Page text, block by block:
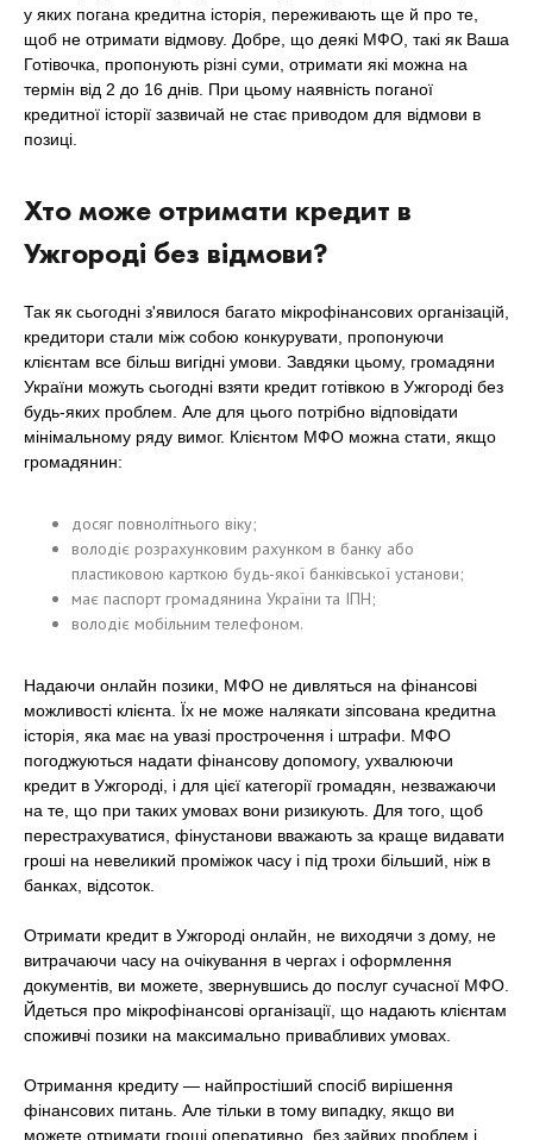
у яких погана кредитна історія, переживають ще й про те,
щоб не отримати відмову. Добре, що деякі МФО, такі як Ваша
Готівочка, пропонують різні суми, отримати які можна на
термін від 2 до 16 днів. При цьому наявність поганої
кредитної історії зазвичай не стає приводом для відмови в
позиці.
Хто може отримати кредит в
Ужгороді без відмови?
Так як сьогодні з'явилося багато мікрофінансових організацій,
кредитори стали між собою конкурувати, пропонуючи
клієнтам все більш вигідні умови. Завдяки цьому, громадяни
України можуть сьогодні взяти кредит готівкою в Ужгороді без
будь-яких проблем. Але для цього потрібно відповідати
мінімальному ряду вимог. Клієнтом МФО можна стати, якщо
громадянин:
досяг повнолітнього віку;
володіє розрахунковим рахунком в банку або
пластиковою карткою будь-якої банківської установи;
має паспорт громадянина України та ІПН;
володіє мобільним телефоном.
Надаючи онлайн позики, МФО не дивляться на фінансові
можливості клієнта. Їх не може налякати зіпсована кредитна
історія, яка має на увазі прострочення і штрафи. МФО
погоджуються надати фінансову допомогу, ухвалюючи
кредит в Ужгороді, і для цієї категорії громадян, незважаючи
на те, що при таких умовах вони ризикують. Для того, щоб
перестрахуватися, фінустанови вважають за краще видавати
гроші на невеликий проміжок часу і під трохи більший, ніж в
банках, відсоток.
Отримати кредит в Ужгороді онлайн, не виходячи з дому, не
витрачаючи часу на очікування в чергах і оформлення
документів, ви можете, звернувшись до послуг сучасної МФО.
Йдеться про мікрофінансові організації, що надають клієнтам
споживчі позики на максимально привабливих умовах.
Отримання кредиту — найпростіший спосіб вирішення
фінансових питань. Але тільки в тому випадку, якщо ви
можете отримати гроші оперативно, без зайвих проблем і